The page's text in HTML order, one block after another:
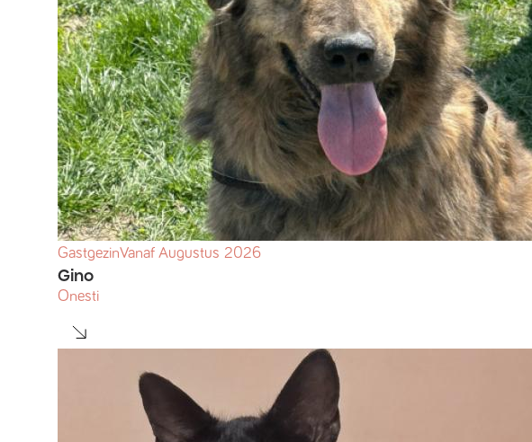
GastgezinVanaf Augustus 2026
Gino
Onesti